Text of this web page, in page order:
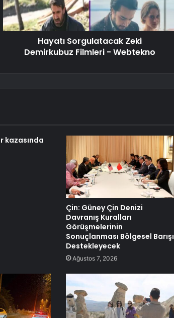
Hayatı Sorgulatacak Zeki
Demirkubuz Filmleri - Webtekno
kazasında
Çin: Güney Çin Denizi
Davranış Kuralları
Görüşmelerinin
Sonuçlanması Bölgesel Barışı
Destekleyecek
Ağustos 7, 2026